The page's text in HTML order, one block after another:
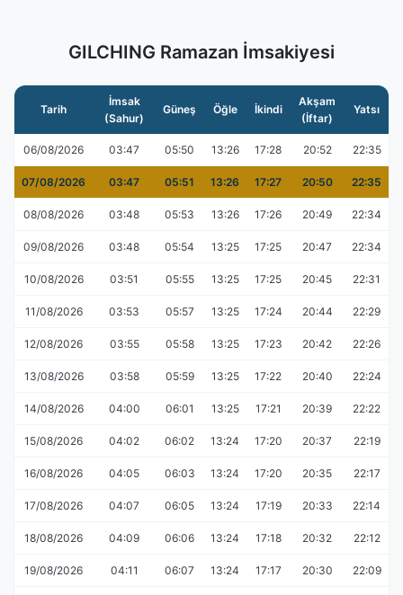
GILCHING Ramazan İmsakiyesi
Tarih
İmsak
(Sahur)
Güneş Öğle İkindi
Akşam
(İftar)
Yatsı
06/08/2026 03:47 05:50 13:26 17:28 20:52 22:35
07/08/2026 03:47 05:51 13:26 17:27 20:50 22:35
08/08/2026 03:48 05:53 13:26 17:26 20:49 22:34
09/08/2026 03:48 05:54 13:25 17:25 20:47 22:34
10/08/2026 03:51 05:55 13:25 17:25 20:45 22:31
11/08/2026 03:53 05:57 13:25 17:24 20:44 22:29
12/08/2026 03:55 05:58 13:25 17:23 20:42 22:26
13/08/2026 03:58 05:59 13:25 17:22 20:40 22:24
14/08/2026 04:00 06:01 13:25 17:21 20:39 22:22
15/08/2026 04:02 06:02 13:24 17:20 20:37 22:19
16/08/2026 04:05 06:03 13:24 17:20 20:35 22:17
17/08/2026 04:07 06:05 13:24 17:19 20:33 22:14
18/08/2026 04:09 06:06 13:24 17:18 20:32 22:12
19/08/2026 04:11 06:07 13:24 17:17 20:30 22:09